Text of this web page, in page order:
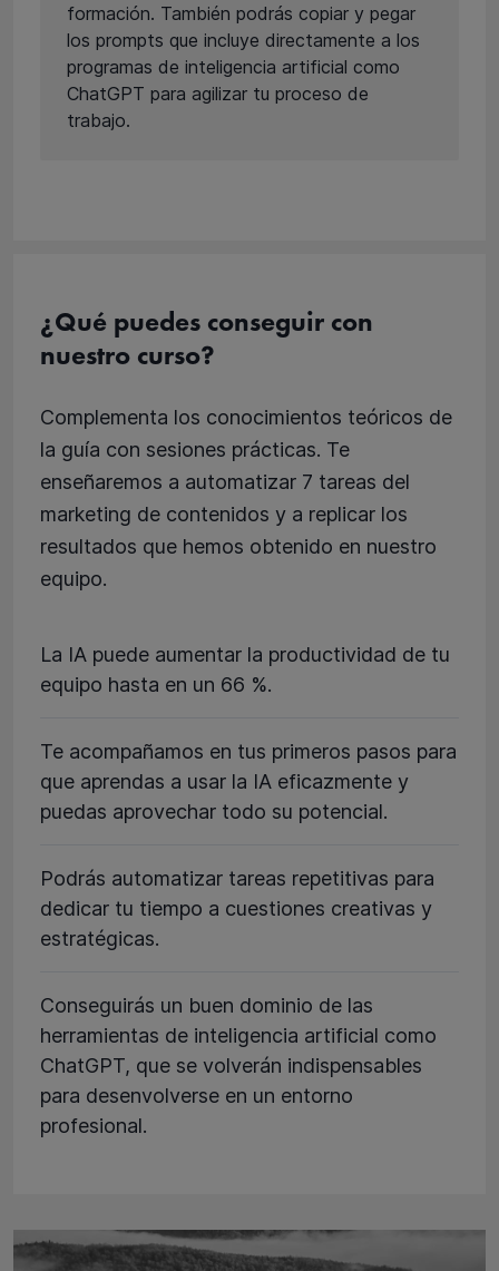
formación. También podrás copiar y pegar
los prompts que incluye directamente a los
programas de inteligencia artificial como
ChatGPT para agilizar tu proceso de
trabajo.
¿Qué puedes conseguir con
nuestro curso?
Complementa los conocimientos teóricos de
la guía con sesiones prácticas. Te
enseñaremos a automatizar 7 tareas del
marketing de contenidos y a replicar los
resultados que hemos obtenido en nuestro
equipo.
La IA puede aumentar la productividad de tu
equipo hasta en un 66 %.
Te acompañamos en tus primeros pasos para
que aprendas a usar la IA eficazmente y
puedas aprovechar todo su potencial.
Podrás automatizar tareas repetitivas para
dedicar tu tiempo a cuestiones creativas y
estratégicas.
Conseguirás un buen dominio de las
herramientas de inteligencia artificial como
ChatGPT, que se volverán indispensables
para desenvolverse en un entorno
profesional.